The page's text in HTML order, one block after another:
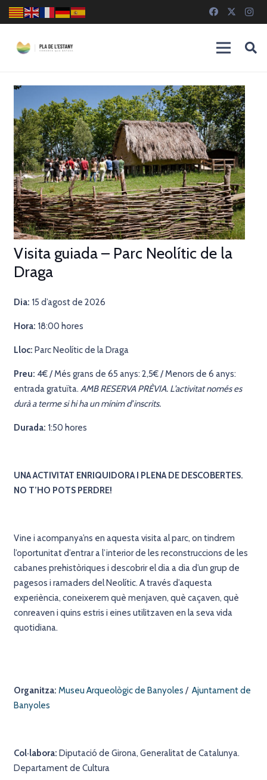
Visita guiada – Parc Neolític de la
Draga
Dia: 15 d’agost de 2026
Hora: 18:00 hores
Lloc: Parc Neolític de la Draga
Preu: 4€ / Més grans de 65 anys: 2,5€ / Menors de 6 anys:
entrada gratuïta. AMB RESERVA PRÈVIA. L’activitat només es
durà a terme si hi ha un mínim d’inscrits.
Durada: 1:50 hores
UNA ACTIVITAT ENRIQUIDORA I PLENA DE DESCOBERTES.
NO T’HO POTS PERDRE!
Vine i acompanya’ns en aquesta visita al parc, on tindrem
l’oportunitat d’entrar a l’interior de les reconstruccions de les
cabanes prehistòriques i descobrir el dia a dia d’un grup de
pagesos i ramaders del Neolític. A través d’aquesta
experiència, coneixerem què menjaven, què caçaven, què
conreaven i quins estris i eines utilitzaven en la seva vida
quotidiana.
Organitza: Museu Arqueològic de Banyoles / Ajuntament de
Banyoles
Col·labora: Diputació de Girona, Generalitat de Catalunya.
Departament de Cultura